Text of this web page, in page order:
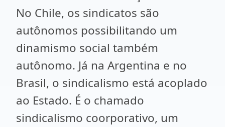
No Chile, os sindicatos são
autônomos possibilitando um
dinamismo social também
autônomo. Já na Argentina e no
Brasil, o sindicalismo está acoplado
ao Estado. É o chamado
sindicalismo coorporativo, um